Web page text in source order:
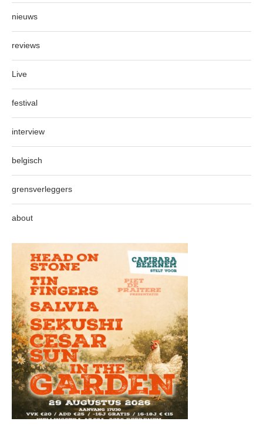
nieuws
reviews
Live
festival
interview
belgisch
grensverleggers
about